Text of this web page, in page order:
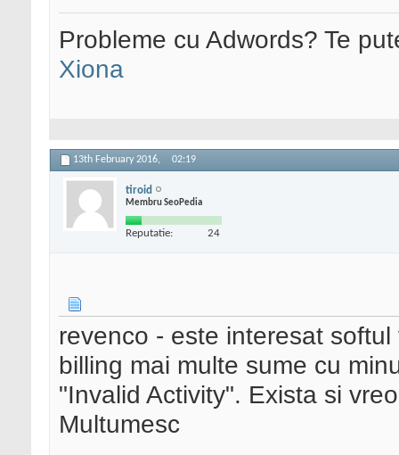
Probleme cu Adwords? Te
Xiona
13th February 2016, 02:19
tiroid
Membru SeoPedia
Reputatie: 24
revenco - este interesat
billing mai multe sume cu
"Invalid Activity". Exista si
Multumesc